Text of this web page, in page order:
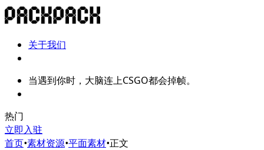
关于我们
当遇到你时，大脑连上CSGO都会掉帧。
热门
立即入驻
首页•素材资源•平面素材•正文